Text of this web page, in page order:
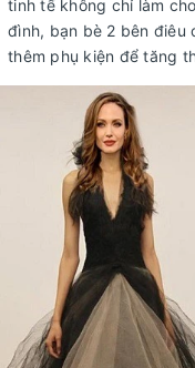
tinh tế không chỉ làm
đình, bạn bè 2 bên
thêm phụ kiện để tăng